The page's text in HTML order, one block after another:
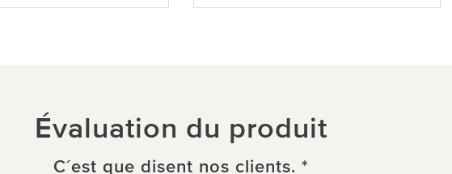
Évaluation du produit
C´est que disent nos clients. *